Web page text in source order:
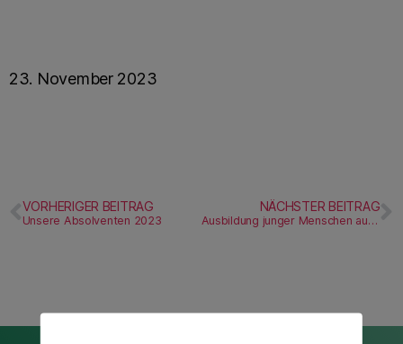
23. November 2023
VORHERIGER BEITRAG
Unsere Absolventen 2023
NÄCHSTER BEITRAG
Ausbildung junger Menschen aus Vietnam in Pflegeberufen